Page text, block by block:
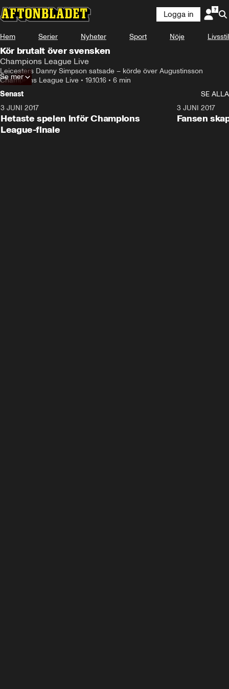
Logga in
Hem Serier Nyheter Sport Nöje Livsstil
Kör brutalt över svensken
Champions League Live
Leicesters Danny Simpson satsade – körde över Augustinsson
Champions League Live • 19.10.16 • 6 min
Se mer
Senast
SE ALLA
3 JUNI 2017
Hetaste spelen inför Champions
League-finale
3 JUNI 2017
Fansen